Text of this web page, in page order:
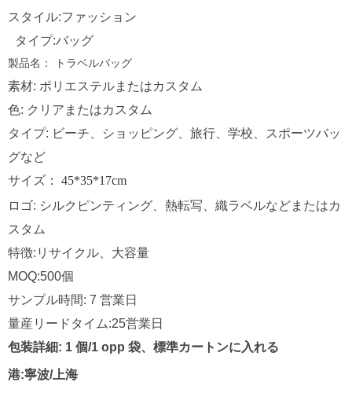
スタイル:ファッション
タイプ:バッグ
製品名： トラベルバッグ
素材: ポリエステルまたはカスタム
色: クリアまたはカスタム
タイプ: ビーチ、ショッピング、旅行、学校、スポーツバッ
グなど
サイズ： 45*35*17cm
ロゴ: シルクピンティング、熱転写、織ラベルなどまたはカ
スタム
特徴:リサイクル、大容量
MOQ:500個
サンプル時間: 7 営業日
量産リードタイム:25営業日
包装詳細: 1 個/1 opp 袋、標準カートンに入れる
港:寧波/上海